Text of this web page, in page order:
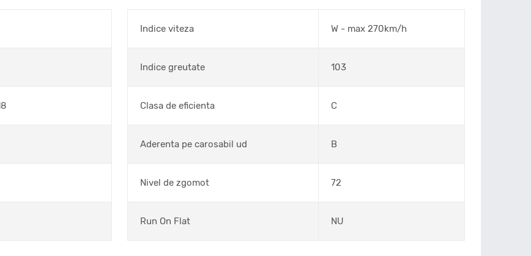
Indice viteza W - max 270km/h
Indice greutate 103
Clasa de eficienta C
Aderenta pe carosabil ud B
Nivel de zgomot 72
Run On Flat NU